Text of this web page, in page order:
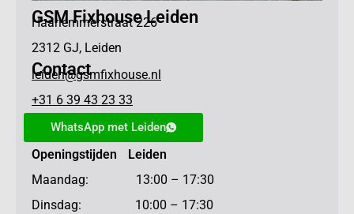
GSM Fixhouse Leiden
Haarlemmerstraat 226
2312 GJ, Leiden
Contact
leiden@gsmfixhouse.nl
+31 6 39 43 23 33
WhatsApp met Leiden
Openingstijden Leiden
Maandag: 13:00 – 17:30
Dinsdag: 10:00 – 17:30